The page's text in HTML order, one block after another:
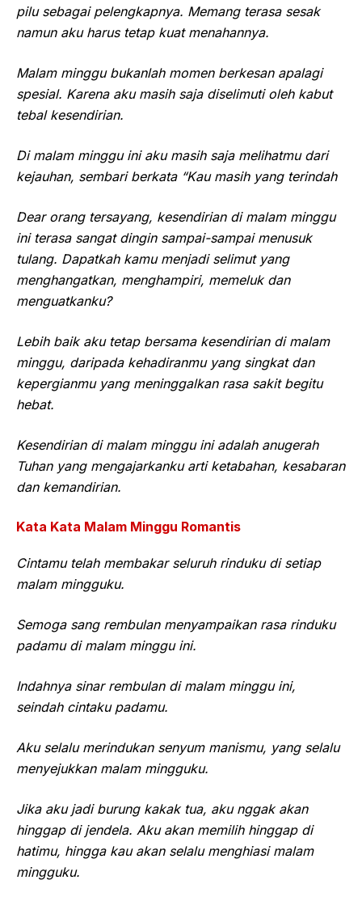
pilu sebagai pelengkapnya. Memang terasa sesak
namun aku harus tetap kuat menahannya.
Malam minggu bukanlah momen berkesan apalagi
spesial. Karena aku masih saja diselimuti oleh kabut
tebal kesendirian.
Di malam minggu ini aku masih saja melihatmu dari
kejauhan, sembari berkata “Kau masih yang terindah
Dear orang tersayang, kesendirian di malam minggu
ini terasa sangat dingin sampai-sampai menusuk
tulang. Dapatkah kamu menjadi selimut yang
menghangatkan, menghampiri, memeluk dan
menguatkanku?
Lebih baik aku tetap bersama kesendirian di malam
minggu, daripada kehadiranmu yang singkat dan
kepergianmu yang meninggalkan rasa sakit begitu
hebat.
Kesendirian di malam minggu ini adalah anugerah
Tuhan yang mengajarkanku arti ketabahan, kesabaran
dan kemandirian.
Kata Kata Malam Minggu Romantis
Cintamu telah membakar seluruh rinduku di setiap
malam mingguku.
Semoga sang rembulan menyampaikan rasa rinduku
padamu di malam minggu ini.
Indahnya sinar rembulan di malam minggu ini,
seindah cintaku padamu.
Aku selalu merindukan senyum manismu, yang selalu
menyejukkan malam mingguku.
Jika aku jadi burung kakak tua, aku nggak akan
hinggap di jendela. Aku akan memilih hinggap di
hatimu, hingga kau akan selalu menghiasi malam
mingguku.